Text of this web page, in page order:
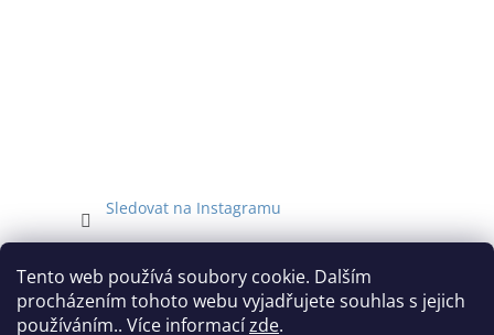
Tento web používá soubory cookie. Dalším
procházením tohoto webu vyjadřujete souhlas s jejich
používáním.. Více informacízde.
Sledovat na Instagramu
Facebook